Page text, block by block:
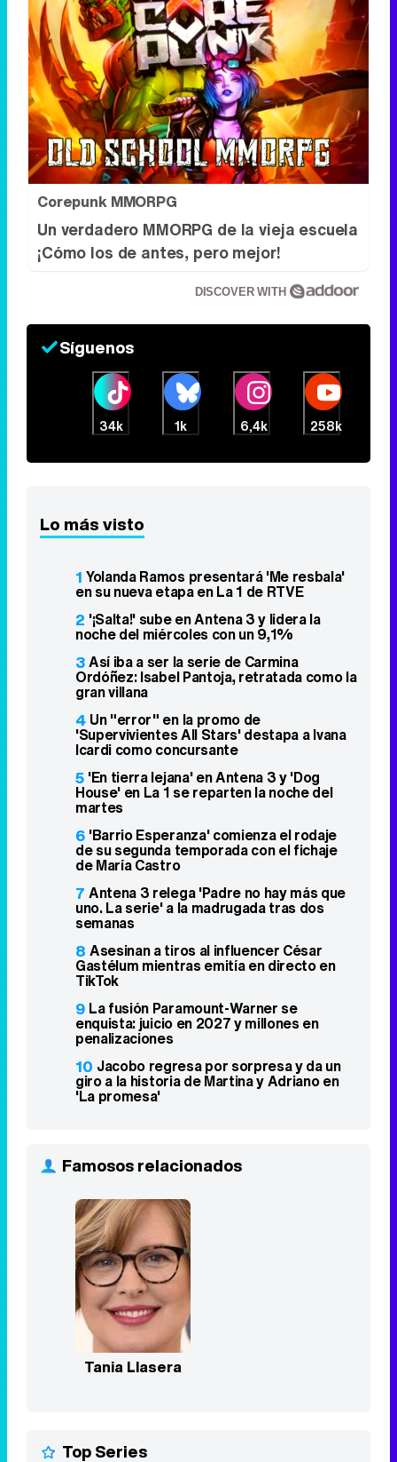
Corepunk MMORPG
Un verdadero MMORPG de la vieja escuela
¡Cómo los de antes, pero mejor!
DISCOVER WITH
Síguenos
34k 1k 6,4k 258k
Lo más visto
1 Yolanda Ramos presentará 'Me resbala'
en su nueva etapa en La 1 de RTVE
2 '¡Salta!' sube en Antena 3 y lidera la
noche del miércoles con un 9,1%
3Así iba a ser la serie de Carmina
Ordóñez: Isabel Pantoja, retratada como la
gran villana
4 Un "error" en la promo de
'Supervivientes All Stars' destapa a Ivana
Icardi como concursante
5 'En tierra lejana' en Antena 3 y 'Dog
House' en La 1 se reparten la noche del
martes
6 'Barrio Esperanza' comienza el rodaje
de su segunda temporada con el fichaje
de María Castro
7 Antena 3 relega 'Padre no hay más que
uno. La serie' a la madrugada tras dos
semanas
8 Asesinan a tiros al influencer César
Gastélum mientras emitía en directo en
TikTok
9 La fusión Paramount-Warner se
enquista: juicio en 2027 y millones en
penalizaciones
10 Jacobo regresa por sorpresa y da un
giro a la historia de Martina y Adriano en
'La promesa'
Famosos relacionados
Tania Llasera
Top Series